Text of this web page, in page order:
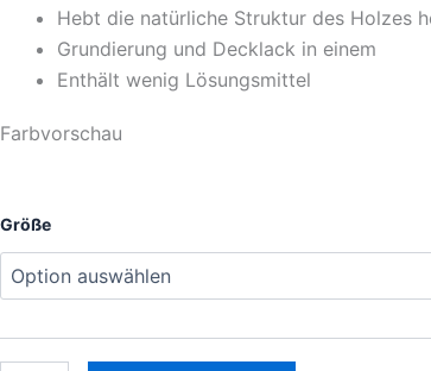
Hebt die natürliche Struktur des Holzes
Grundierung und Decklack in einem
Enthält wenig Lösungsmittel
Farbvorschau
Größe
120
Menge